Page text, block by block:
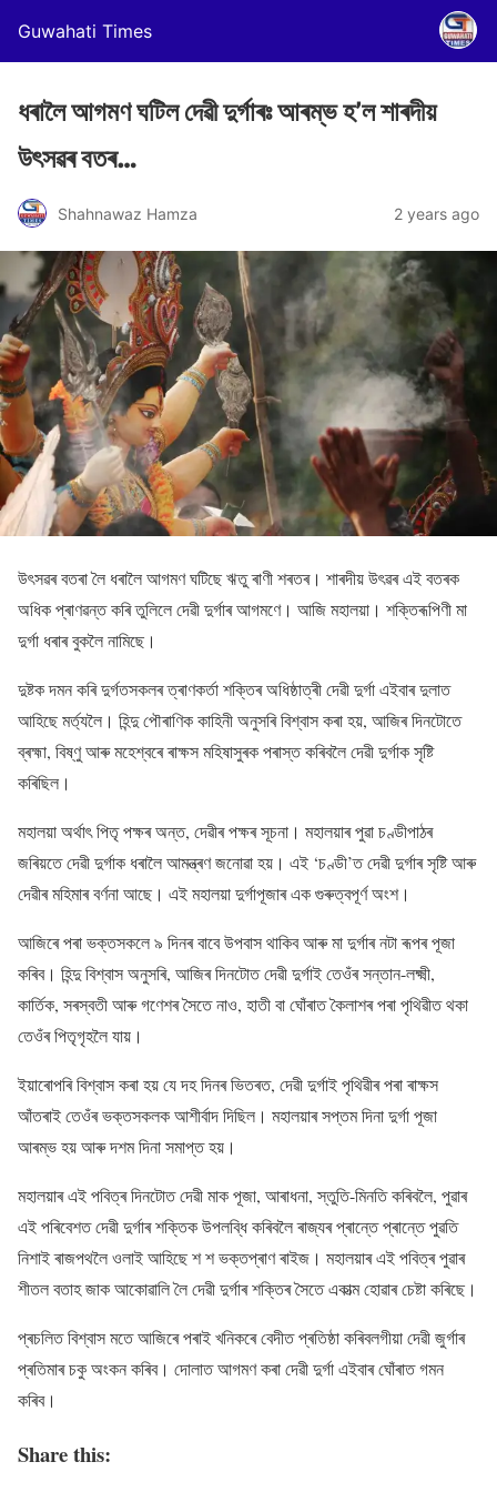
Guwahati Times
ধৰালৈ আগমণ ঘটিল দেৱী দুৰ্গাৰঃ আৰম্ভ হ’ল শাৰদীয়
উৎসৱৰ বতৰ…
Shahnawaz Hamza 2 years ago
উৎসৱৰ বতৰা লৈ ধৰালৈ আগমণ ঘটিছে ঋতু ৰাণী শৰতৰ। শাৰদীয় উৎৱৰ এই বতৰক
অধিক প্ৰাণৱন্ত কৰি তুলিলে দেৱী দুৰ্গাৰ আগমণে। আজি মহালয়া। শক্তিৰূপিণী মা
দুৰ্গা ধৰাৰ বুকলৈ নামিছে।
দুষ্টক দমন কৰি দুৰ্গতসকলৰ ত্ৰাণকৰ্তা শক্তিৰ অধিষ্ঠাত্ৰী দেৱী দুৰ্গা এইবাৰ দুলাত
আহিছে মৰ্ত্যলৈ। হিন্দু পৌৰাণিক কাহিনী অনুসৰি বিশ্বাস কৰা হয়, আজিৰ দিনটোতে
ব্ৰহ্মা, বিষ্ণু আৰু মহেশ্বৰে ৰাক্ষস মহিষাসুৰক পৰাস্ত কৰিবলৈ দেৱী দুৰ্গাক সৃষ্টি
কৰিছিল।
মহালয়া অৰ্থাৎ পিতৃ পক্ষৰ অন্ত, দেৱীৰ পক্ষৰ সূচনা। মহালয়াৰ পুৱা চণ্ডীপাঠৰ
জৰিয়তে দেৱী দুৰ্গাক ধৰালৈ আমন্ত্ৰণ জনোৱা হয়। এই ‘চণ্ডী’ত দেৱী দুৰ্গাৰ সৃষ্টি আৰু
দেৱীৰ মহিমাৰ বৰ্ণনা আছে। এই মহালয়া দুৰ্গাপূজাৰ এক গুৰুত্বপূৰ্ণ অংশ।
আজিৰে পৰা ভক্তসকলে ৯ দিনৰ বাবে উপবাস থাকিব আৰু মা দুৰ্গাৰ নটা ৰূপৰ পূজা
কৰিব। হিন্দু বিশ্বাস অনুসৰি, আজিৰ দিনটোত দেৱী দুৰ্গাই তেওঁৰ সন্তান-লক্ষ্মী,
কাৰ্তিক, সৰস্বতী আৰু গণেশৰ সৈতে নাও, হাতী বা ঘোঁৰাত কৈলাশৰ পৰা পৃথিৱীত থকা
তেওঁৰ পিতৃগৃহলৈ যায়।
ইয়াৰোপৰি বিশ্বাস কৰা হয় যে দহ দিনৰ ভিতৰত, দেৱী দুৰ্গাই পৃথিৱীৰ পৰা ৰাক্ষস
আঁতৰাই তেওঁৰ ভক্তসকলক আশীৰ্বাদ দিছিল। মহালয়াৰ সপ্তম দিনা দুৰ্গা পূজা
আৰম্ভ হয় আৰু দশম দিনা সমাপ্ত হয়।
মহালয়াৰ এই পবিত্ৰ দিনটোত দেৱী মাক পূজা, আৰাধনা, স্তুতি-মিনতি কৰিবলৈ, পুৱাৰ
এই পৰিবেশত দেৱী দুৰ্গাৰ শক্তিক উপলব্ধি কৰিবলৈ ৰাজ্যৰ প্ৰান্তে প্ৰান্তে পুৱতি
নিশাই ৰাজপথলৈ ওলাই আহিছে শ শ ভক্তপ্ৰাণ ৰাইজ। মহালয়াৰ এই পবিত্ৰ পুৱাৰ
শীতল বতাহ জাক আকোৱালি লৈ দেৱী দুৰ্গাৰ শক্তিৰ সৈতে একাত্ম হোৱাৰ চেষ্টা কৰিছে।
প্ৰচলিত বিশ্বাস মতে আজিৰে পৰাই খনিকৰে বেদীত প্ৰতিষ্ঠা কৰিবলগীয়া দেৱী জুৰ্গাৰ
প্ৰতিমাৰ চকু অংকন কৰিব। দোলাত আগমণ কৰা দেৱী দুৰ্গা এইবাৰ ঘোঁৰাত গমন
কৰিব।
Share this: